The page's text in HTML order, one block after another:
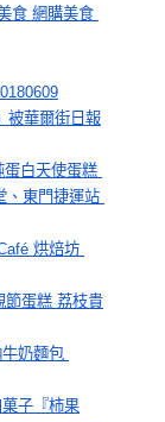
食 網購美食
被華爾街日報
蛋白天使蛋糕
、東門捷運站
烘焙坊
節蛋糕 荔枝貴
奶麵包
子『柿果